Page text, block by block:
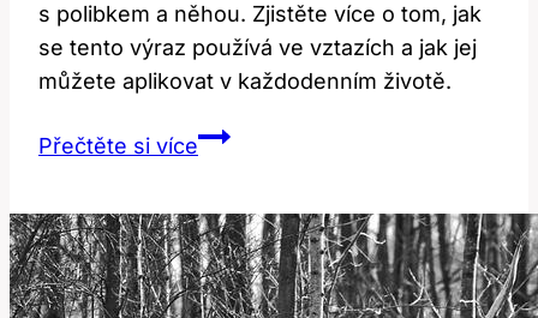
s polibkem a něhou. Zjistěte více o tom, jak
se tento výraz používá ve vztazích a jak jej
můžete aplikovat v každodenním životě.
Přečtěte si víceSmooch:
Význam
Této
Intimní